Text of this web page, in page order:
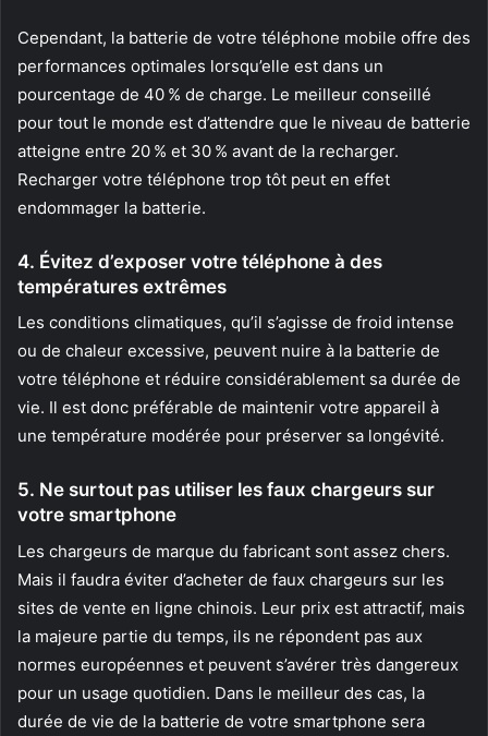
Cependant, la batterie de votre téléphone mobile offre des
performances optimales lorsqu’elle est dans un
pourcentage de 40 % de charge. Le meilleur conseillé
pour tout le monde est d’attendre que le niveau de batterie
atteigne entre 20 % et 30 % avant de la recharger.
Recharger votre téléphone trop tôt peut en effet
endommager la batterie.
4. Évitez d’exposer votre téléphone à des
températures extrêmes
Les conditions climatiques, qu’il s’agisse de froid intense
ou de chaleur excessive, peuvent nuire à la batterie de
votre téléphone et réduire considérablement sa durée de
vie. Il est donc préférable de maintenir votre appareil à
une température modérée pour préserver sa longévité.
5. Ne surtout pas utiliser les faux chargeurs sur
votre smartphone
Les chargeurs de marque du fabricant sont assez chers.
Mais il faudra éviter d’acheter de faux chargeurs sur les
sites de vente en ligne chinois. Leur prix est attractif, mais
la majeure partie du temps, ils ne répondent pas aux
normes européennes et peuvent s’avérer très dangereux
pour un usage quotidien. Dans le meilleur des cas, la
durée de vie de la batterie de votre smartphone sera